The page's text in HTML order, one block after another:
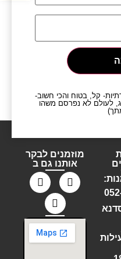
קל, בטוח והכי חשוב-
לעולם לא נפרסם משהו
מוזמנים לבקר
אותנו גם ב